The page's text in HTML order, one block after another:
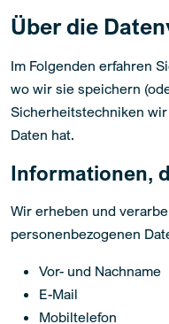
Über die
Im Folgenden erfahren
wo wir sie speichern
Sicherheitstechniken
Daten hat.
Informationen,
Wir erheben und
personenbezogenen
Vor- und Nachname
E-Mail
Mobiltelefon